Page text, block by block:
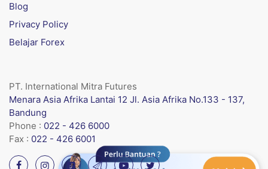
Blog
Privacy Policy
Belajar Forex
PT. International Mitra Futures
Menara Asia Afrika Lantai 12 Jl. Asia Afrika No.133 - 137,
Bandung
Phone : 022 - 426 6000
Fax : 022 - 426 6001